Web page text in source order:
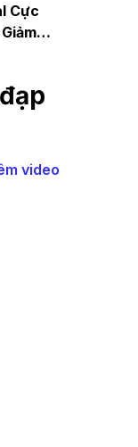
Cực
video